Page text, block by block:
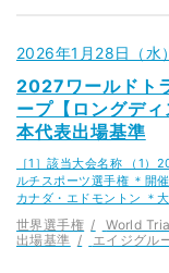
2026年1月28日（水）
2027ワールドト
ープ【ロングデ
本代表出場基準
［1］該当大会名称 （1
ルチスポーツ選手権 ＊開
カナダ・エドモントン ＊
世界選手権 World
出場基準
エイジグル